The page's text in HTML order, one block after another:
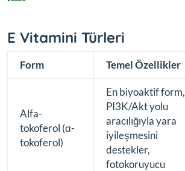
E Vitamini Türleri
Form Temel Özellikler
Alfa-
tokoferol (α-
tokoferol)
En biyoaktif form,
PI3K/Akt yolu
aracılığıyla yara
iyileşmesini
destekler,
fotokoruyucu